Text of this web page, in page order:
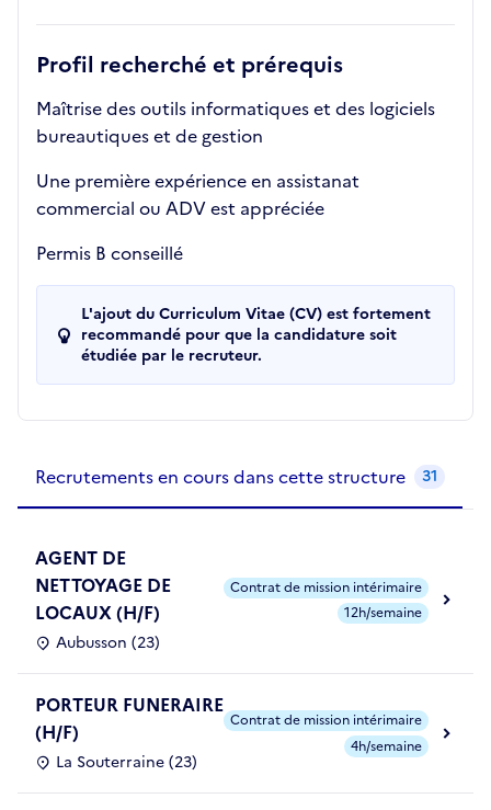
Profil recherché et prérequis
Maîtrise des outils informatiques et des logiciels
bureautiques et de gestion
Une première expérience en assistanat
commercial ou ADV est appréciée
Permis B conseillé
L'ajout du Curriculum Vitae (CV) est fortement
recommandé pour que la candidature soit
étudiée par le recruteur.
Recrutements en cours dans cette structure 31
AGENT DE
NETTOYAGE DE
LOCAUX (H/F)
Aubusson (23)
Contrat de mission intérimaire
12h/semaine
PORTEUR FUNERAIRE
(H/F)
La Souterraine (23)
Contrat de mission intérimaire
4h/semaine